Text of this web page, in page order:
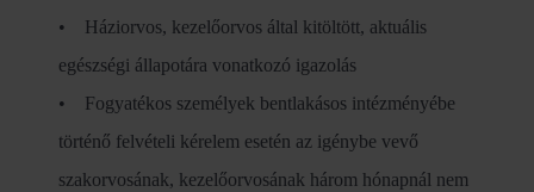
• Háziorvos, kezelőorvos által kitöltött, aktuális
egészségi állapotára vonatkozó igazolás
• Fogyatékos személyek bentlakásos intézményébe
történő felvételi kérelem esetén az igénybe vevő
szakorvosának, kezelőorvosának három hónapnál nem